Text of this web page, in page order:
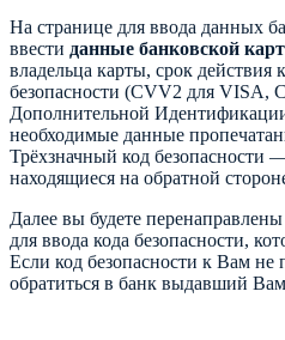
На странице для ввода данных
ввести данные банковской
владельца карты, срок действия
безопасности (CVV2 для VISA,
Дополнительной
необходимые данные
Трёхзначный код безопасности
находящиеся на обратной
Далее вы будете
для ввода кода безопасности,
Если код безопасности к Вам не
обратиться в банк выдавший Вам